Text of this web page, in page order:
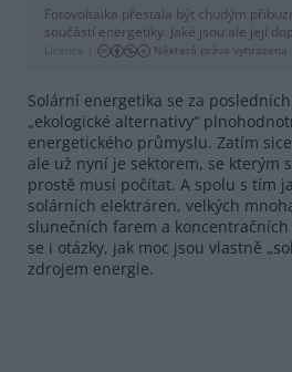
Fotovoltaika přestala být chudým
součástí energetiky. Jaké jsou ale její
Licence | Některá práva vyhrazena
Solární energetika se za
„ekologické alternativy“
energetického průmyslu. Zatím
ale už nyní je sektorem, se kterým
prostě musí počítat. A spolu s tím
solárních elektráren, velkých
slunečních farem a
se i otázky, jak moc jsou vlastně
zdrojem energie.